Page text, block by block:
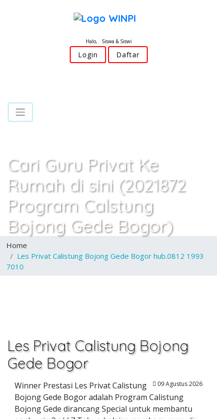
Halo, Siswa & Siswi
Login Daftar
Cari Guru Privat Ke
Rumah di sini (2021872
Program Calstung
Bojong Gede Bogor)
Home
Les Privat Calistung Bojong Gede Bogor hub.0812 1993
7010
Les Privat Calistung Bojong
Gede Bogor
09 Agustus 2026
Winner Prestasi Les Privat Calistung
Bojong Gede Bogor adalah Program Calistung
Bojong Gede dirancang Special untuk membantu